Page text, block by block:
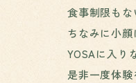
食事制限も
ちなみに小
YOSAに入り
是非一度体